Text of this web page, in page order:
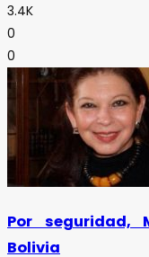
3.4K
0
0
Por seguridad,
Bolivia